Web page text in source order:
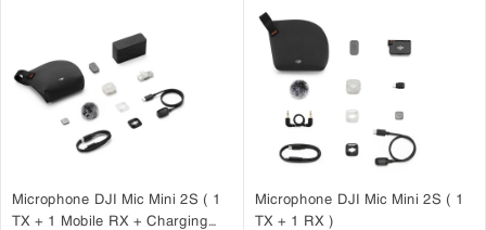
Microphone DJI Mic Mini 2S ( 1
TX + 1 Mobile RX + Charging
Microphone DJI Mic Mini 2S ( 1
TX + 1 RX )